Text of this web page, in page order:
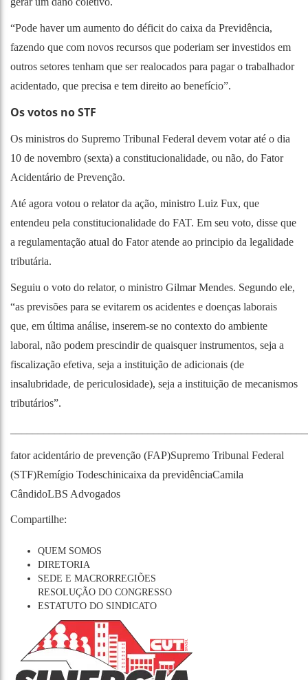
“Pode haver um aumento do déficit do caixa da Previdência,
fazendo que com novos recursos que poderiam ser investidos em
outros setores tenham que ser realocados para pagar o trabalhador
acidentado, que precisa e tem direito ao benefício”.
Os votos no STF
Os ministros do Supremo Tribunal Federal devem votar até o dia
10 de novembro (sexta) a constitucionalidade, ou não, do Fator
Acidentário de Prevenção.
Até agora votou o relator da ação, ministro Luiz Fux, que
entendeu pela constitucionalidade do FAT. Em seu voto, disse que
a regulamentação atual do Fator atende ao principio da legalidade
tributária.
Seguiu o voto do relator, o ministro Gilmar Mendes. Segundo ele,
“as previsões para se evitarem os acidentes e doenças laborais
que, em última análise, inserem-se no contexto do ambiente
laboral, não podem prescindir de quaisquer instrumentos, seja a
fiscalização efetiva, seja a instituição de adicionais (de
insalubridade, de periculosidade), seja a instituição de mecanismos
tributários”.
fator acidentário de prevenção (FAP)Supremo Tribunal Federal
(STF)Remígio Todeschinicaixa da previdênciaCamila
CândidoLBS Advogados
Compartilhe:
QUEM SOMOS
DIRETORIA
SEDE E MACRORREGIÕES
RESOLUÇÃO DO CONGRESSO
ESTATUTO DO SINDICATO